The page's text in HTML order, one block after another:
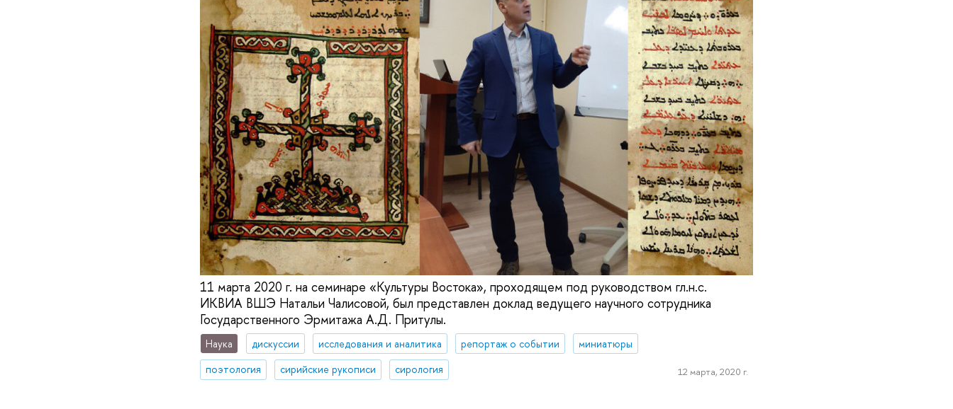
11 марта 2020 г. на семинаре «Культуры Востока», проходящем под руководством гл.н.с.
ИКВИА ВШЭ Натальи Чалисовой, был представлен доклад ведущего научного сотрудника
Государственного Эрмитажа А.Д. Притулы.
Наука дискуссии исследования и аналитика репортаж о событии
миниатюры
поэтология
сирийские рукописи сирология 12 марта, 2020 г.